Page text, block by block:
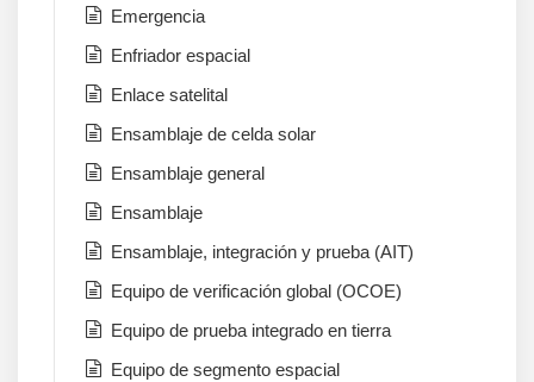
Emergencia
Enfriador espacial
Enlace satelital
Ensamblaje de celda solar
Ensamblaje general
Ensamblaje
Ensamblaje, integración y prueba (AIT)
Equipo de verificación global (OCOE)
Equipo de prueba integrado en tierra
Equipo de segmento espacial